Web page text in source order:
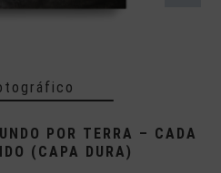
POR TERRA – CADA
(CAPA DURA)